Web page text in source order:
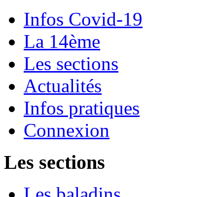
Infos Covid-19
La 14ème
Les sections
Actualités
Infos pratiques
Connexion
Les sections